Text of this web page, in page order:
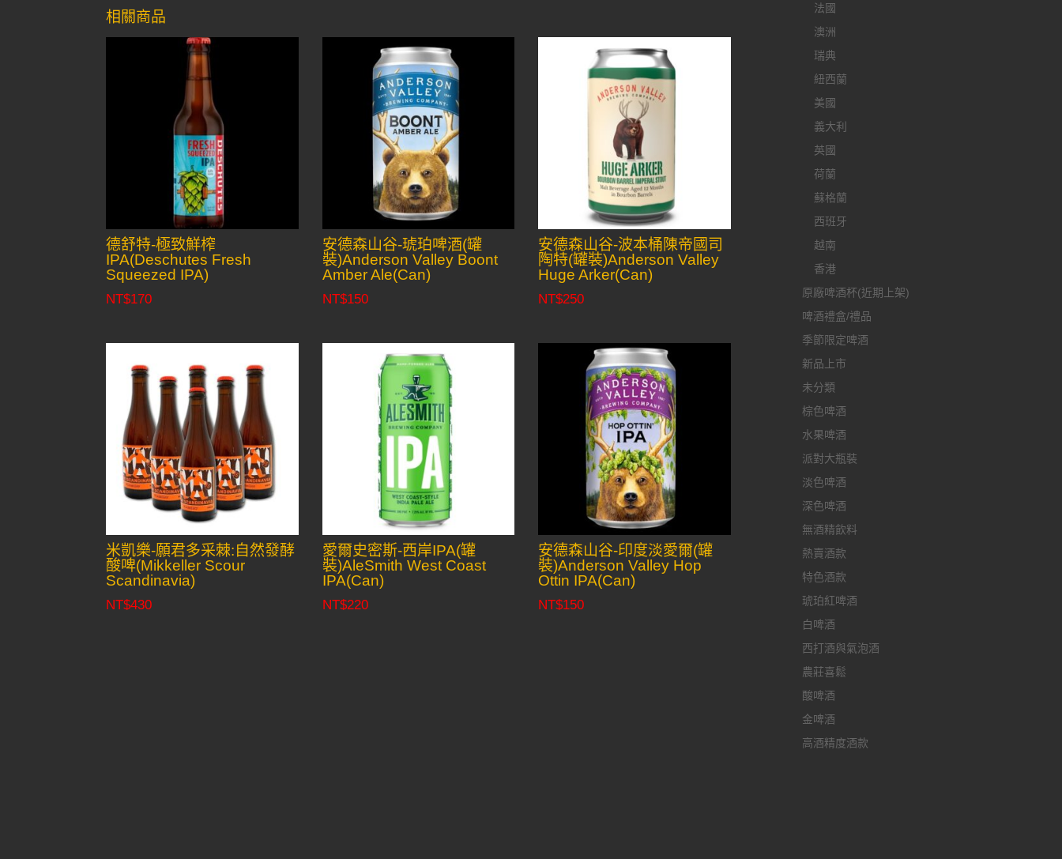
相關商品
德舒特-極致鮮榨
IPA(Deschutes Fresh
Squeezed IPA)
NT$170
安德森山谷-琥珀啤酒(罐
裝)Anderson Valley Boont
Amber Ale(Can)
NT$150
安德森山谷-波本桶陳帝國司
陶特(罐裝)Anderson Valley
Huge Arker(Can)
NT$250
米凱樂-願君多采棘:自然發酵
酸啤(Mikkeller Scour
Scandinavia)
NT$430
愛爾史密斯-西岸IPA(罐
裝)AleSmith West Coast
IPA(Can)
NT$220
安德森山谷-印度淡愛爾(罐
裝)Anderson Valley Hop
Ottin IPA(Can)
NT$150
法國
澳洲
瑞典
紐西蘭
美國
義大利
英國
荷蘭
蘇格蘭
西班牙
越南
香港
原廠啤酒杯(近期上架)
啤酒禮盒/禮品
季節限定啤酒
新品上市
未分類
棕色啤酒
水果啤酒
派對大瓶裝
淡色啤酒
深色啤酒
無酒精飲料
熱賣酒款
特色酒款
琥珀紅啤酒
白啤酒
西打酒與氣泡酒
農莊喜鬆
酸啤酒
金啤酒
高酒精度酒款